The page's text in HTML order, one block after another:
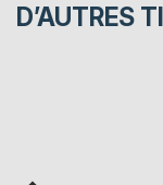
D’AUTRES